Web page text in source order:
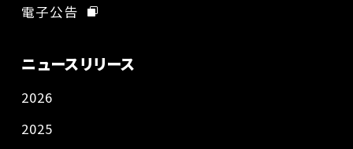
電子公告
ニュースリリース
2026
2025